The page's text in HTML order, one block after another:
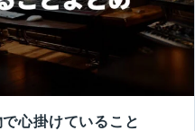
心掛けていること